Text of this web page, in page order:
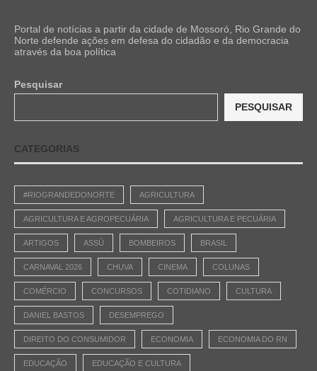
Portal de notícias a partir da cidade de Mossoró, Rio Grande do
Norte defende ações em defesa do cidadão e da democracia
através da boa política
Pesquisar
PESQUISAR
CATEGORIAS
#RIOGRANDEDONORTE AGRICULTURA
AGRICULTURA E AGROPECUÁRIA AGRICULTURA E PECUÁRIA
ARTIGOS ASSÚ BOMBEIROS BRASIL
CARNAVAL 2026 CHUVA CINEMA COLUNAS
COMÉRCIO CONCURSOS COTIDIANO CULTURA
DANIEL BASTOS DESEMPREGO
DIREITO DO CONSUMIDOR ECONOMIA ECONOMIA DO RN
EDUCAÇÃO EDUCAÇÃO E CULTURA